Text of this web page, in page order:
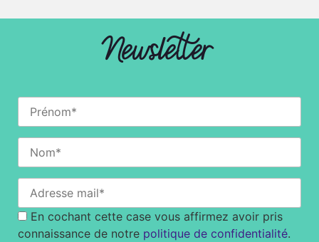
Newsletter
En cochant cette case vous affirmez avoir pris
connaissance de notre politique de confidentialité.